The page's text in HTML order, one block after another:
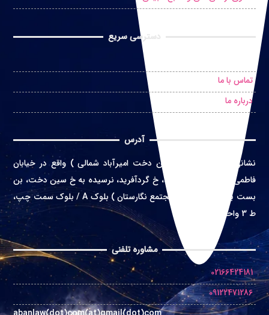
دسترسی سریع
تماس با ما
درباره ما
آدرس
نشانی
تهران ( محله سین دخت امیرآباد شمالی ) واقع در خیابان
فاطمی غربی، خ اعتماد زاده، خ گردآفرید، نرسیده به خ سین دخت، بن
بست بهشت، پلاک 4 ( مجتمع نگارستان ) بلوک A / بلوک سمت چپ،
ط 3 واحد 10
مشاوره تلفنی
02166424181
09122471286